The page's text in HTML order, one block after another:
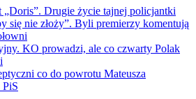
„Doris”. Drugie życie tajnej policjantki
się nie złoży”. Byli premierzy komentują
KO prowadzi, ale co czwarty Polak
co do powrotu Mateusza